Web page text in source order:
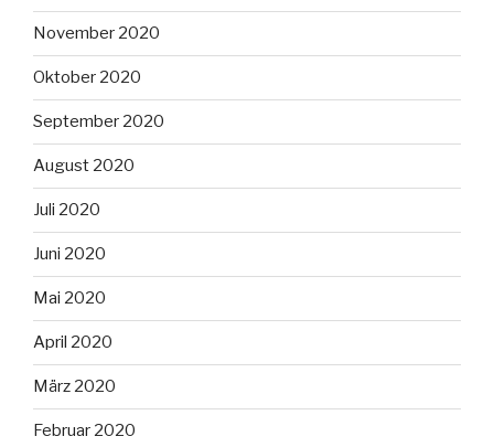
November 2020
Oktober 2020
September 2020
August 2020
Juli 2020
Juni 2020
Mai 2020
April 2020
März 2020
Februar 2020